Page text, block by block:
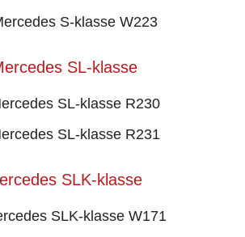
S-klasse W223
SL-klasse
SL-klasse R230
SL-klasse R231
SLK-klasse
SLK-klasse W171